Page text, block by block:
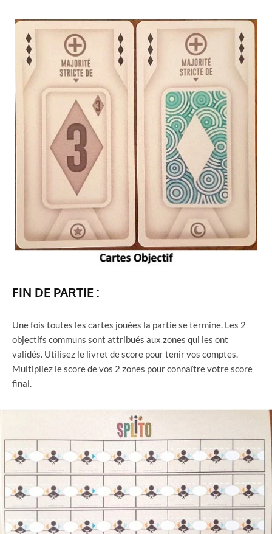
FIN DE PARTIE :
Une fois toutes les cartes jouées la partie se termine. Les 2
objectifs communs sont attribués aux zones qui les ont
validés. Utilisez le livret de score pour tenir vos comptes.
Multipliez le score de vos 2 zones pour connaître votre score
final.